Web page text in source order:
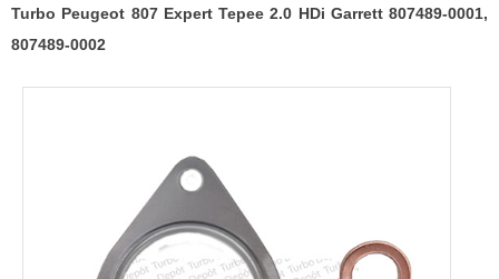
Garrett
807489-
Turbo Peugeot 807 Expert Tepee 2.0 HDi Garrett 807489-0001,
807489-0002